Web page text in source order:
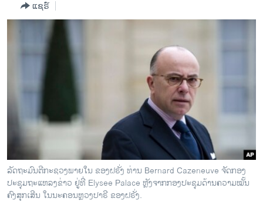
ໂລກ
ອິດສະຫຼະພາບດ້ານການຂ່າວ
ຊີວິດຊາວລາວ
ວິທະຍາສາດ-ເທັກໂນໂລຈີ
ທຸລະກິດ
ພາສາອັງກິດ
ວີດີໂອ
ສຽງ
ແຊຣ໌
ລັດຖະມົນຕີກະຊວງພາຍ​ໃນ ຂອງຝຣັ່ງ ທ່ານ Bernard Cazeneuve ຈັດກອງ
ປະຊຸມຖະແຫລງຂ່າວ ຢູ່ທີ່ Elysee Palace ຫຼັງຈາກກອງປະຊຸມດ້ານຄວາມໝັ້ນ
ຄົງສຸກເສີນ ໃນນະຄອນຫຼວງປາຣີ ຂອງຝຣັ່ງ.